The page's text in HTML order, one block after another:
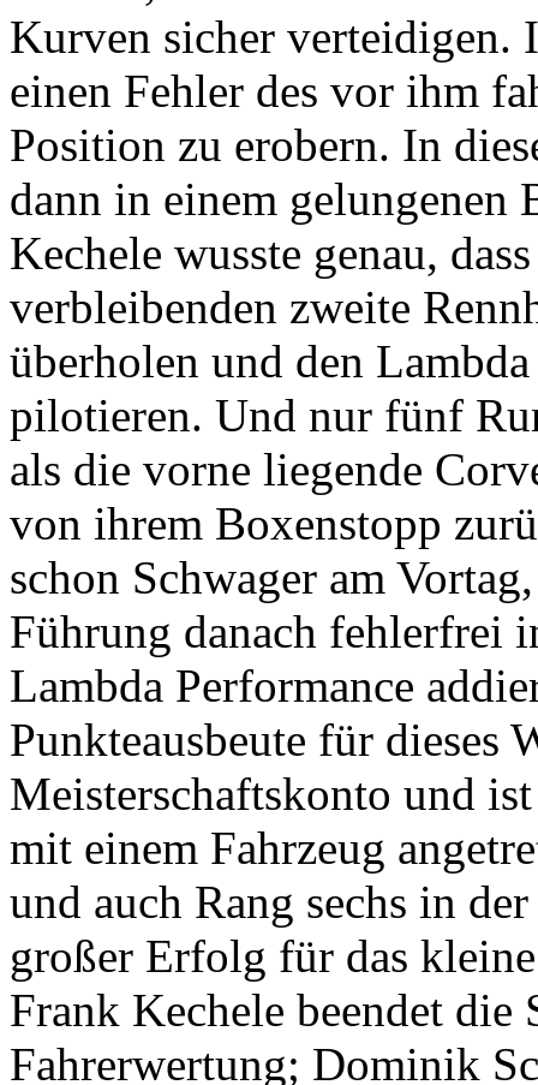
Kurven sicher verteidigen.
einen Fehler des vor ihm
Position zu erobern. In
dann in einem gelungenen
Kechele wusste genau,
verbleibenden zweite
überholen und den
pilotieren. Und nur fünf
als die vorne liegende
von ihrem Boxenstopp
schon Schwager am
Führung danach fehlerfrei
Lambda Performance
Punkteausbeute für dieses
Meisterschaftskonto und
mit einem Fahrzeug
und auch Rang sechs in
großer Erfolg für das
Frank Kechele beendet die
Fahrerwertung; Dominik